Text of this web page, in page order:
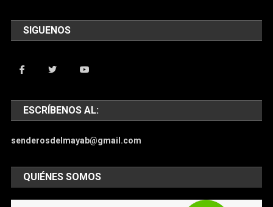
SIGUENOS
ESCRÍBENOS AL:
senderosdelmayab@gmail.com
QUIÉNES SOMOS